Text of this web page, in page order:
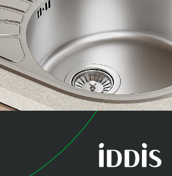
коллекция
Суно (Suno)